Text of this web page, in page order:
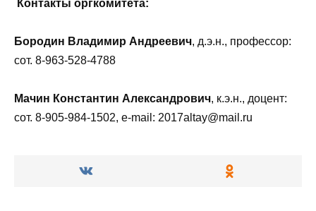
Контакты оргкомитета:
Бородин Владимир Андреевич, д.э.н., профессор:
сот. 8-963-528-4788
Мачин Константин Александрович, к.э.н., доцент:
сот. 8-905-984-1502, e-mail: 2017altay@mail.ru